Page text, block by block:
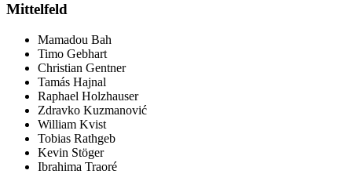
Mittelfeld
Mamadou Bah
Timo Gebhart
Christian Gentner
Tamás Hajnal
Raphael Holzhauser
Zdravko Kuzmanović
William Kvist
Tobias Rathgeb
Kevin Stöger
Ibrahima Traoré